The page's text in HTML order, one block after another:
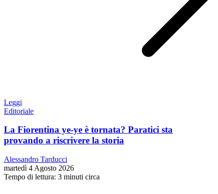
Leggi
Editoriale
La Fiorentina ye-ye è tornata? Paratici sta
provando a riscrivere la storia
Alessandro Tarducci
martedì 4 Agosto 2026
Tempo di lettura: 3 minuti circa